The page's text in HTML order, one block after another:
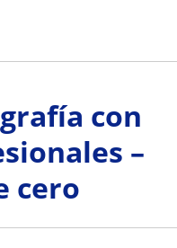
con
–
cero